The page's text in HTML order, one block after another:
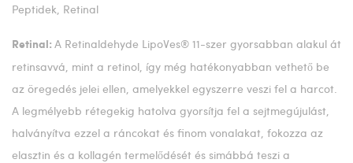
Peptidek, Retinal
Retinal: A Retinaldehyde LipoVes® 11-szer gyorsabban alakul át
retinsavvá, mint a retinol, így még hatékonyabban vethető be
az öregedés jelei ellen, amelyekkel egyszerre veszi fel a harcot.
A legmélyebb rétegekig hatolva gyorsítja fel a sejtmegújulást,
halványítva ezzel a ráncokat és finom vonalakat, fokozza az
elasztin és a kollagén termelődését és simábbá teszi a